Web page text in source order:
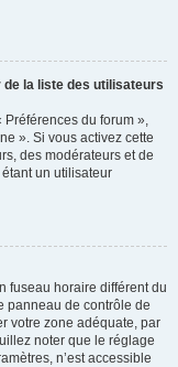
de la liste des utilisateurs
Préférences du forum »,
». Si vous activez cette
des modérateurs et de
un utilisateur
fuseau horaire différent du
panneau de contrôle de
votre zone adéquate, par
noter que le réglage
n’est accessible